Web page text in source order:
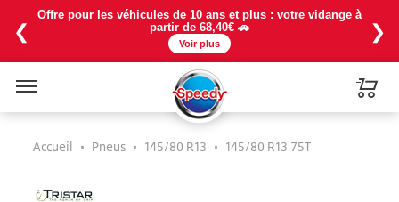
❮
Offre pour les véhicules de 10 ans et plus : votre vidange à
partir de 68,40€ 🚗
Voir plus
❯
Accueil • Pneus • 145/80 R13 • 145/80 R13 75T